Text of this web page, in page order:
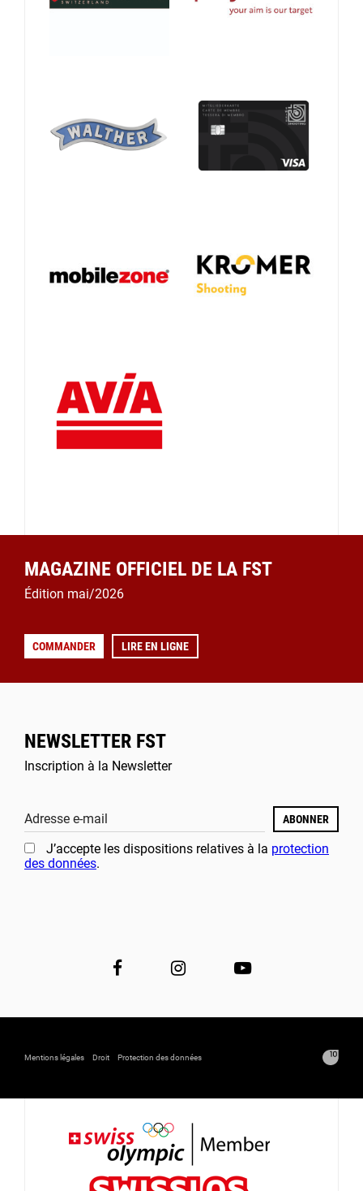
MAGAZINE OFFICIEL DE LA FST
Édition mai/2026
COMMANDER LIRE EN LIGNE
NEWSLETTER FST
Inscription à la Newsletter
Adresse e-mail ABONNER
J’accepte les dispositions relatives à la protection
des données.
Mentions légales Droit Protection des données